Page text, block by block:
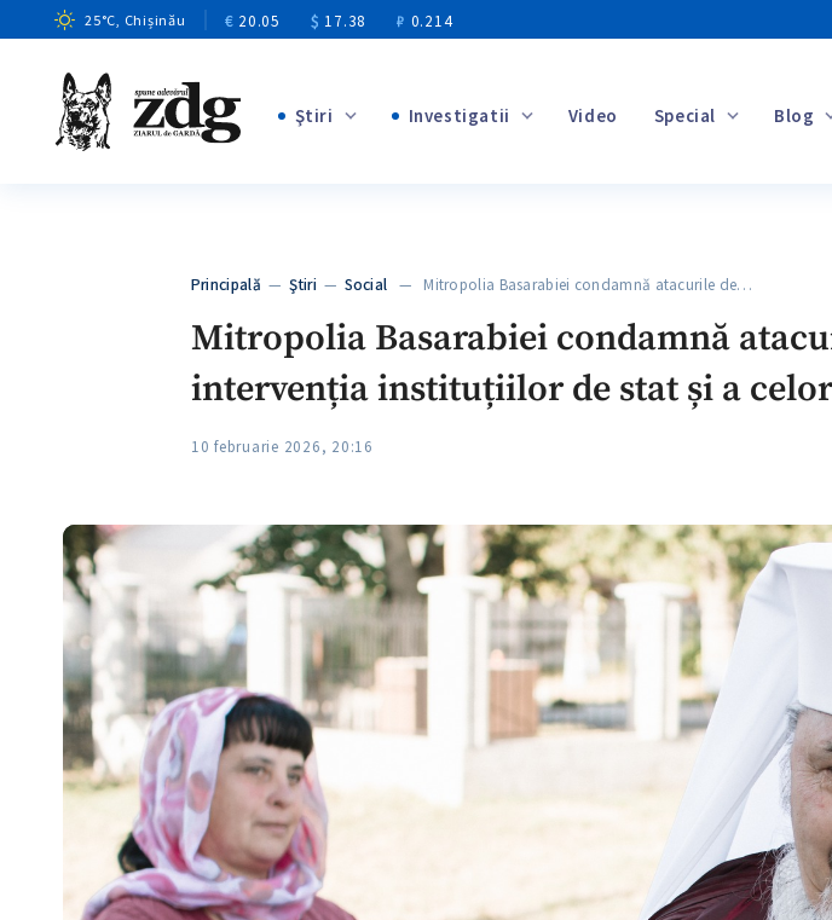
25°C, Chișinău € 20.05 $ 17.38 ₽ 0.214
Ştiri Investigatii Video Special Blog
Principală —Ştiri —Social — Mitropolia Basarabiei condamnă atacurile de…
Mitropolia Basarabiei condamnă
intervenția instituțiilor de stat și a
10 februarie 2026, 20:16